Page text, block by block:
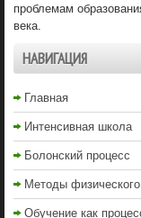
проблемам
века.
НАВИГАЦИЯ
Главная
Интенсивная школа
Болонский процесс
Методы
Обучение как